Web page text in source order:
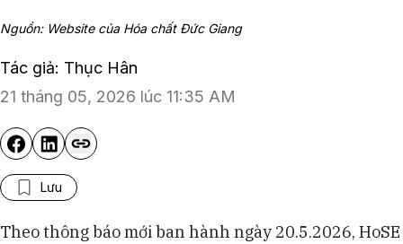
Nguồn: Website của Hóa chất Đức Giang
Tác giả: Thục Hân
21 tháng 05, 2026 lúc 11:35 AM
Lưu
Theo thông báo mới ban hành ngày 20.5.2026, HoSE